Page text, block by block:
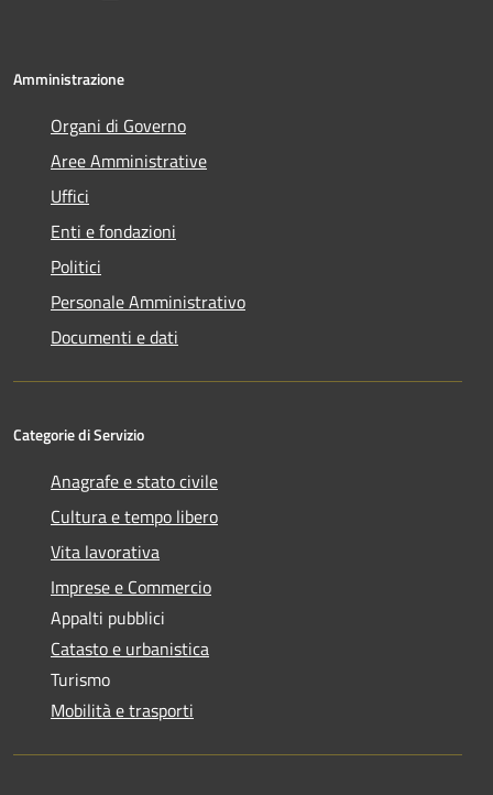
Amministrazione
Organi di Governo
Aree Amministrative
Uffici
Enti e fondazioni
Politici
Personale Amministrativo
Documenti e dati
Categorie di Servizio
Anagrafe e stato civile
Cultura e tempo libero
Vita lavorativa
Imprese e Commercio
Appalti pubblici
Catasto e urbanistica
Turismo
Mobilità e trasporti